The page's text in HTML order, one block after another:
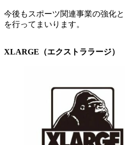
今後もスポーツ関連事業の強化
を行ってまいります。
XLARGE（エクストララージ）